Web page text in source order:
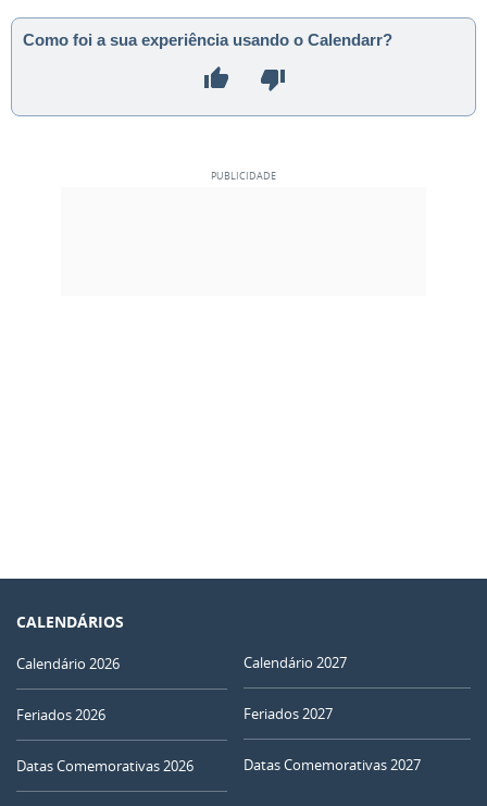
Como foi a sua experiência usando o Calendarr?
CALENDÁRIOS
Calendário 2026
Feriados 2026
Datas Comemorativas 2026
Calendário 2027
Feriados 2027
Datas Comemorativas 2027